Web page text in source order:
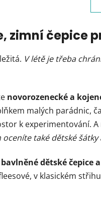
zimní čepice
V létě je třeba
novorozenecké a
malých parádnic,
k experimentování.
také dětské
bavlněné dětské čepice
v klasickém